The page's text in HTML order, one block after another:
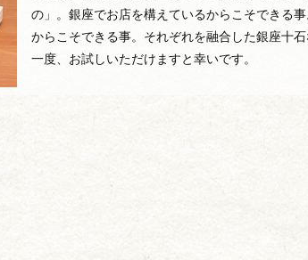
の」。銀座でお店を構えているからこそできる
からこそできる事。それぞれを融合した銀座十
一度、お試しいただけますと幸いです。
用途から選ぶ